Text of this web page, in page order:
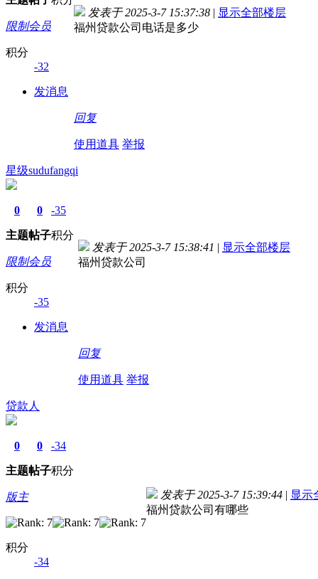
限制会员
积分
-32
发消息
发表于 2025-3-7 15:37:38 | 显示全部楼层
福州贷款公司电话是多少
回复
使用道具 举报
星级sudufangqi
0
主题
0
帖子
-35
积分
限制会员
积分
-35
发消息
发表于 2025-3-7 15:38:41 | 显示全部楼层
福州贷款公司
回复
使用道具 举报
贷款人
0
主题
0
帖子
-34
积分
版主
积分
-34
发表于 2025-3-7 15:39:44 | 显示
福州贷款公司有哪些